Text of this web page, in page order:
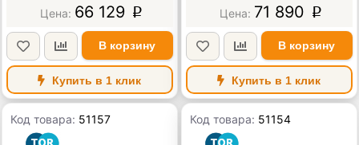
66 129 p
В корзину
Купить в 1 клик
71 890 p
В корзину
Купить в 1 клик
Код товара: 51157 Код товара: 51154